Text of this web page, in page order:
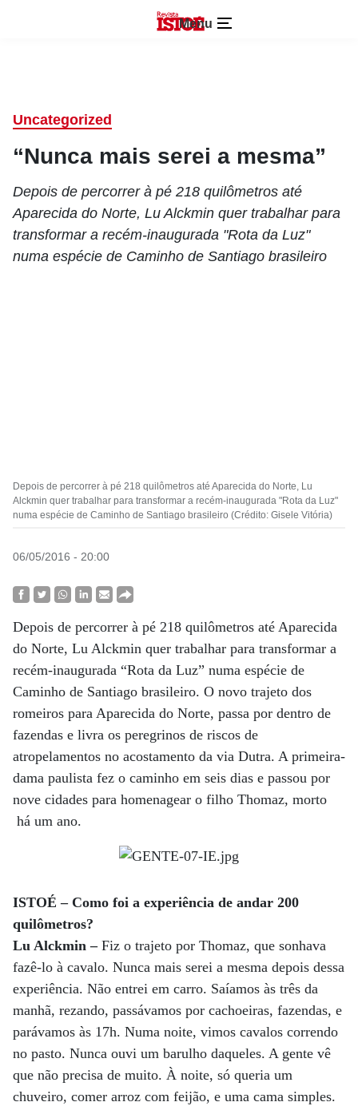
Menu
Uncategorized
“Nunca mais serei a mesma”
Depois de percorrer à pé 218 quilômetros até
Aparecida do Norte, Lu Alckmin quer trabalhar para
transformar a recém-inaugurada "Rota da Luz"
numa espécie de Caminho de Santiago brasileiro
Depois de percorrer à pé 218 quilômetros até Aparecida do Norte, Lu
Alckmin quer trabalhar para transformar a recém-inaugurada "Rota da Luz"
numa espécie de Caminho de Santiago brasileiro (Crédito: Gisele Vitória)
06/05/2016 - 20:00
Depois de percorrer à pé 218 quilômetros até Aparecida
do Norte, Lu Alckmin quer trabalhar para transformar a
recém-inaugurada “Rota da Luz” numa espécie de
Caminho de Santiago brasileiro. O novo trajeto dos
romeiros para Aparecida do Norte, passa por dentro de
fazendas e livra os peregrinos de riscos de
atropelamentos no acostamento da via Dutra. A primeira-
dama paulista fez o caminho em seis dias e passou por
nove cidades para homenagear o filho Thomaz, morto
há um ano.
ISTOÉ – Como foi a experiência de andar 200
quilômetros?
Lu Alckmin –Fiz o trajeto por Thomaz, que sonhava
fazê-lo à cavalo. Nunca mais serei a mesma depois dessa
experiência. Não entrei em carro. Saíamos às três da
manhã, rezando, passávamos por cachoeiras, fazendas, e
parávamos às 17h. Numa noite, vimos cavalos correndo
no pasto. Nunca ouvi um barulho daqueles. A gente vê
que não precisa de muito. À noite, só queria um
chuveiro, comer arroz com feijão, e uma cama simples.